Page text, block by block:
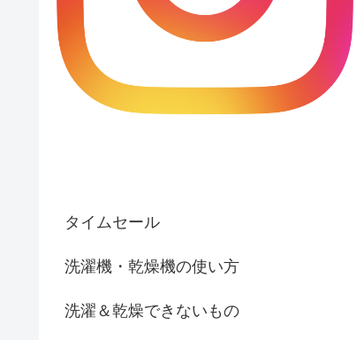
タイムセール
洗濯機・乾燥機の使い方
洗濯＆乾燥できないもの